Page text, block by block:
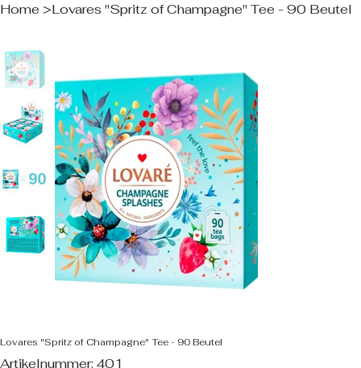
Home >Lovares "Spritz of Champagne" Tee - 90 Beutel
Lovares "Spritz of Champagne" Tee - 90 Beutel
Artikelnummer:
Artikelnummer:
401